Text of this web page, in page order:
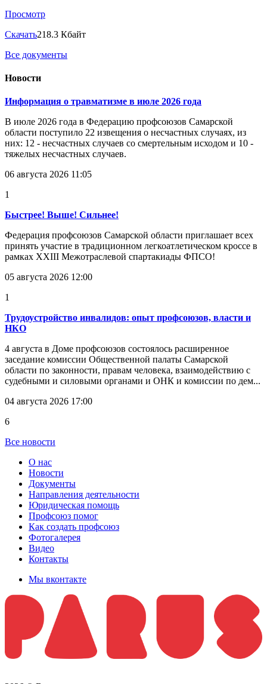
Просмотр
Скачать218.3 Кбайт
Все документы
Новости
Информация о травматизме в июле 2026 года
В июле 2026 года в Федерацию профсоюзов Самарской
области поступило 22 извещения о несчастных случаях, из
них: 12 - несчастных случаев со смертельным исходом и 10 -
тяжелых несчастных случаев.
06 августа 2026 11:05
1
Быстрее! Выше! Сильнее!
Федерация профсоюзов Самарской области приглашает всех
принять участие в традиционном легкоатлетическом кроссе в
рамках XXIII Межотраслевой спартакиады ФПСО!
05 августа 2026 12:00
1
Трудоустройство инвалидов: опыт профсоюзов, власти и
НКО
4 августа в Доме профсоюзов состоялось расширенное
заседание комиссии Общественной палаты Самарской
области по законности, правам человека, взаимодействию с
судебными и силовыми органами и ОНК и комиссии по дем...
04 августа 2026 17:00
6
Все новости
О нас
Новости
Документы
Направления деятельности
Юридическая помощь
Профсоюз помог
Как создать профсоюз
Фотогалерея
Видео
Контакты
Мы вконтакте